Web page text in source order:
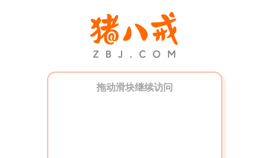
拖动滑块继续访问